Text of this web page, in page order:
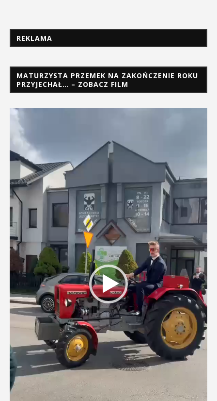
REKLAMA
MATURZYSTA PRZEMEK NA ZAKOŃCZENIE ROKU
PRZYJECHAŁ… – ZOBACZ FILM
Odtwarzacz